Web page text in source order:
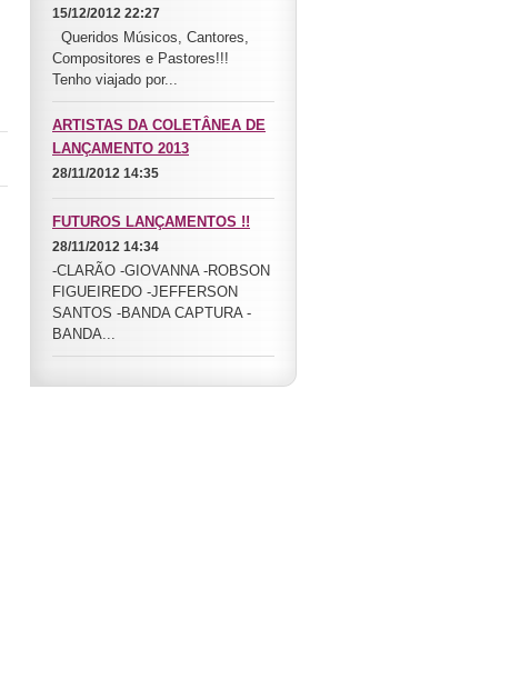
15/12/2012 22:27
Queridos Músicos, Cantores,
Compositores e Pastores!!!
Tenho viajado por...
ARTISTAS DA COLETÂNEA DE
LANÇAMENTO 2013
28/11/2012 14:35
FUTUROS LANÇAMENTOS !!
28/11/2012 14:34
-CLARÃO -GIOVANNA -ROBSON
FIGUEIREDO -JEFFERSON
SANTOS -BANDA CAPTURA -
BANDA...